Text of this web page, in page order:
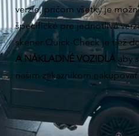
verzie, pričom všetky je
špecifické pre jednotlivé
skener Quick-Check je tiež
A NÁKLADNÉ VOZIDLÁ aby
našim zákazníkom